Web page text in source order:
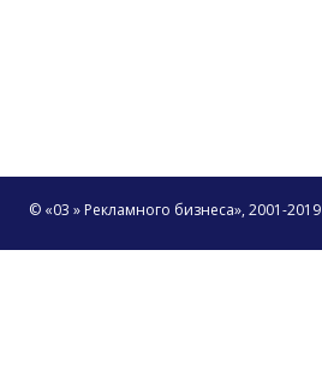
© «03 » Рекламного бизнеса», 2001-2019